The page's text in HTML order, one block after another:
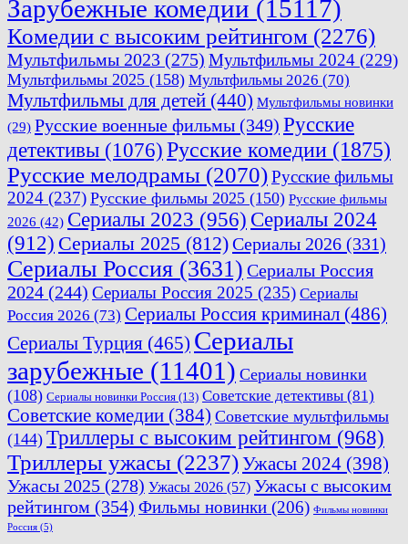
Зарубежные комедии (15117)
Комедии с высоким рейтингом (2276)
Мультфильмы 2023 (275) Мультфильмы 2024 (229)
Мультфильмы 2025 (158) Мультфильмы 2026 (70)
Мультфильмы для детей (440) Мультфильмы новинки
(29) Русские военные фильмы (349) Русские
детективы (1076)Русские комедии (1875)
Русские мелодрамы (2070)Русские фильмы
2024 (237) Русские фильмы 2025 (150) Русские фильмы
2026 (42) Сериалы 2023 (956) Сериалы 2024
(912) Сериалы 2025 (812)Сериалы 2026 (331)
Сериалы Россия (3631) Сериалы Россия
2024 (244) Сериалы Россия 2025 (235) Сериалы
Россия 2026 (73) Сериалы Россия криминал (486)
Сериалы Турция (465) Сериалы
зарубежные (11401) Сериалы новинки
(108) Сериалы новинки Россия (13) Советские детективы (81)
Советские комедии (384) Советские мультфильмы
(144) Триллеры с высоким рейтингом (968)
Триллеры ужасы (2237)Ужасы 2024 (398)
Ужасы 2025 (278) Ужасы 2026 (57) Ужасы с высоким
рейтингом (354) Фильмы новинки (206) Фильмы новинки
Россия (5)